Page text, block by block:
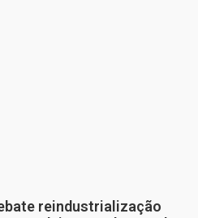
reindustrialização